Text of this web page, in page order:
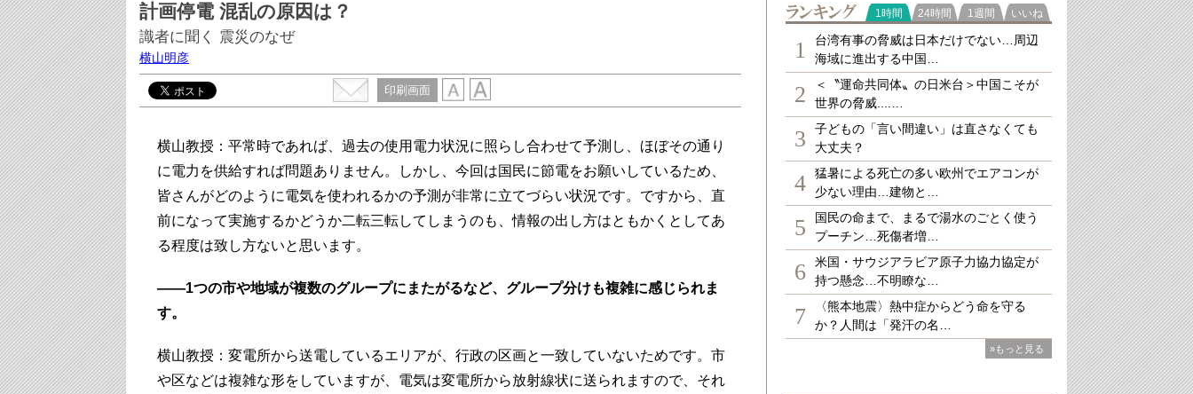
計画停電 混乱の原因は？
識者に聞く 震災のなぜ
横山明彦
印刷画面
横山教授：平常時であれば、過去の使用電力状況に照らし合わせて予測し、ほぼその通り
に電力を供給すれば問題ありません。しかし、今回は国民に節電をお願いしているため、
皆さんがどのように電気を使われるかの予測が非常に立てづらい状況です。ですから、直
前になって実施するかどうか二転三転してしまうのも、情報の出し方はともかくとしてあ
る程度は致し方ないと思います。
――1つの市や地域が複数のグループにまたがるなど、グループ分けも複雑に感じられま
す。
横山教授：変電所から送電しているエリアが、行政の区画と一致していないためです。市
や区などは複雑な形をしていますが、電気は変電所から放射線状に送られますので、それ
ランキング
1時間 24時間 1週間 いいね
1
台湾有事の脅威は日本だけでない…周辺
海域に進出する中国…
2
＜〝運命共同体〟の日米台＞中国こそが
世界の脅威....…
3
子どもの「言い間違い」は直さなくても
大丈夫？
4
猛暑による死亡の多い欧州でエアコンが
少ない理由…建物と…
5
国民の命まで、まるで湯水のごとく使う
プーチン…死傷者増…
6
米国・サウジアラビア原子力協力協定が
持つ懸念…不明瞭な…
7
〈熊本地震〉熱中症からどう命を守る
か？人間は「発汗の名…
»もっと見る